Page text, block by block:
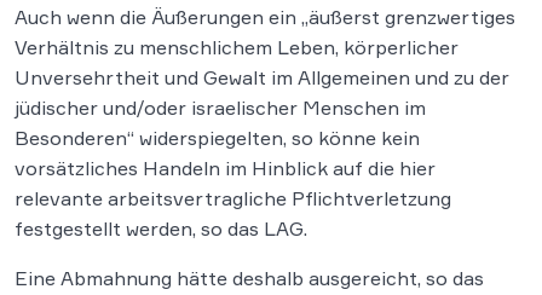
Auch wenn die Äußerungen ein „äußerst grenzwertiges
Verhältnis zu menschlichem Leben, körperlicher
Unversehrtheit und Gewalt im Allgemeinen und zu der
jüdischer und/oder israelischer Menschen im
Besonderen“ widerspiegelten, so könne kein
vorsätzliches Handeln im Hinblick auf die hier
relevante arbeitsvertragliche Pflichtverletzung
festgestellt werden, so das LAG.
Eine Abmahnung hätte deshalb ausgereicht, so das